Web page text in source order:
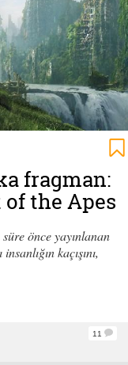
fragman:
the Apes
önce yayınlanan
kaçışını,
11